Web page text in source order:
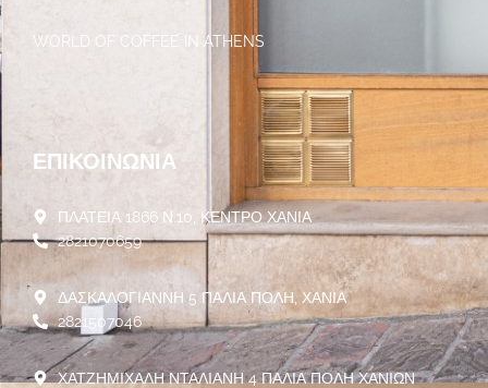
WORLD OF COFFEE IN ATHENS
ΕΠΙΚΟΙΝΩΝΊΑ
ΠΛΑΤΕΙΑ 1866 Ν.10, ΚΕΝΤΡΟ ΧΑΝΙΑ
2821070659
ΔΑΣΚΑΛΟΓΙΑΝΝΗ 5 ΠΑΛΙΑ ΠΟΛΗ, ΧΑΝΙΑ
2821507046
ΧΑΤΖΗΜΙΧΑΛΗ ΝΤΑΛΙΑΝΗ 4 ΠΑΛΙΑ ΠΟΛΗ ΧΑΝΙΩΝ